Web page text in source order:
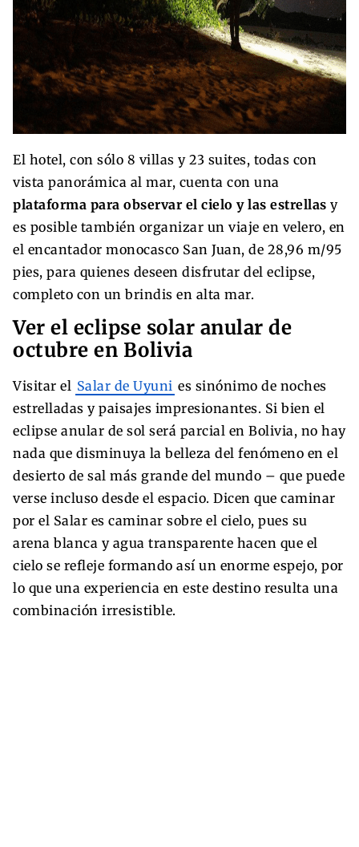
El hotel, con sólo 8 villas y 23 suites, todas con
vista panorámica al mar, cuenta con una
plataforma para observar el cielo y las estrellas y
es posible también organizar un viaje en velero, en
el encantador monocasco San Juan, de 28,96 m/95
pies, para quienes deseen disfrutar del eclipse,
completo con un brindis en alta mar.
Ver el eclipse solar anular de
octubre en Bolivia
Visitar el Salar de Uyuni es sinónimo de noches
estrelladas y paisajes impresionantes. Si bien el
eclipse anular de sol será parcial en Bolivia, no hay
nada que disminuya la belleza del fenómeno en el
desierto de sal más grande del mundo – que puede
verse incluso desde el espacio. Dicen que caminar
por el Salar es caminar sobre el cielo, pues su
arena blanca y agua transparente hacen que el
cielo se refleje formando así un enorme espejo, por
lo que una experiencia en este destino resulta una
combinación irresistible.